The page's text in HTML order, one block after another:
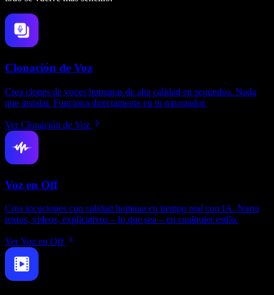
Clonación de Voz
Crea clones de voces humanas de alta calidad en segundos. Nada
que instalar. Funciona directamente en tu navegador.
Ver Clonación de Voz
Voz en Off
Crea locuciones con calidad humana en tiempo real con IA. Narra
textos, videos, explicativos – lo que sea – en cualquier estilo.
Ver Voz en Off